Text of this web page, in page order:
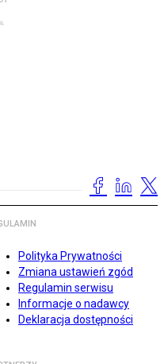
Polityka Prywatności
Zmiana ustawień zgód
Regulamin serwisu
Informacje o nadawcy
Deklaracja dostępności